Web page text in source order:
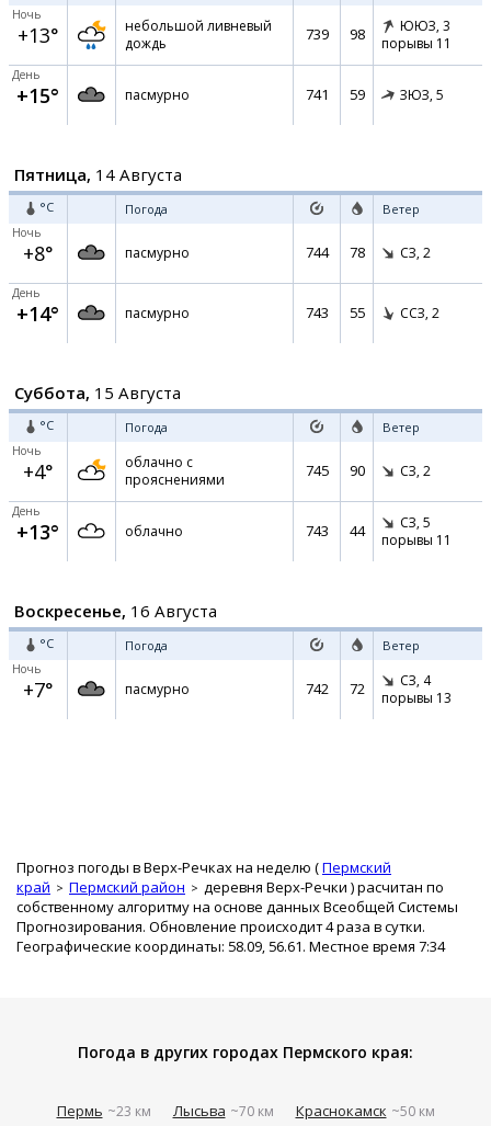
Ночь
+13°
небольшой ливневый
дождь
739 98 ЮЮЗ, 3
порывы 11
День
+15° пасмурно 741 59 ЗЮЗ, 5
Пятница, 14 Августа
°C Погода Ветер
Ночь
+8° пасмурно 744 78 СЗ, 2
День
+14° пасмурно 743 55 ССЗ, 2
Суббота, 15 Августа
°C Погода Ветер
Ночь
+4°
облачно с
прояснениями
745 90 СЗ, 2
День
+13° облачно 743 44 СЗ, 5
порывы 11
Воскресенье, 16 Августа
°C Погода Ветер
Ночь
+7° пасмурно 742 72 СЗ, 4
порывы 13
Прогноз погоды в Верх-Речках на неделю (Пермский
край
Пермский район деревня Верх-Речки ) расчитан по
собственному алгоритму на основе данных Всеобщей Системы
Прогнозирования. Обновление происходит 4 раза в сутки.
Географические координаты: 58.09, 56.61. Местное время 7:34
Погода в других городах Пермского края:
Пермь ~23 км Лысьва ~70 км Краснокамск ~50 км